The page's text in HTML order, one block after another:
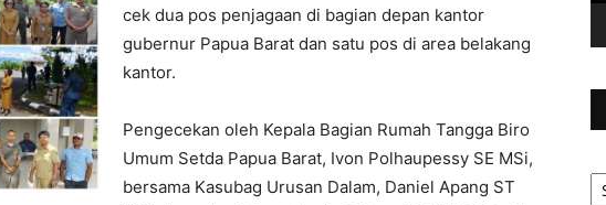
cek dua pos penjagaan di bagian depan kantor
gubernur Papua Barat dan satu pos di area belakang
kantor.
Pengecekan oleh Kepala Bagian Rumah Tangga Biro
Umum Setda Papua Barat, Ivon Polhaupessy SE MSi,
bersama Kasubag Urusan Dalam, Daniel Apang ST